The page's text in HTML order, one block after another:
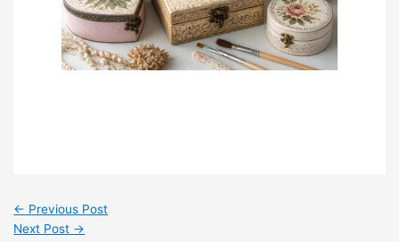
← Previous Post
Next Post →